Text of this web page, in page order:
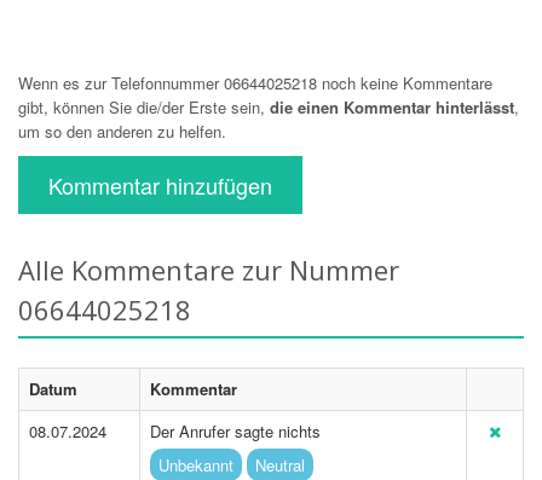
Wenn es zur Telefonnummer 06644025218 noch keine Kommentare
gibt, können Sie die/der Erste sein, die einen Kommentar hinterlässt,
um so den anderen zu helfen.
Kommentar hinzufügen
Alle Kommentare zur Nummer
06644025218
Datum
Kommentar
08.07.2024
Der Anrufer sagte nichts
Unbekannt
Neutral